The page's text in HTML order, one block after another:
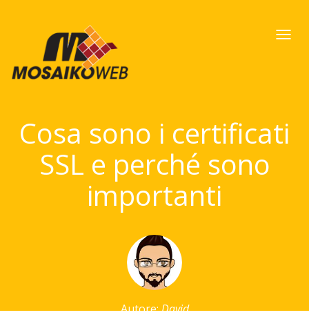
Cosa sono i certificati
SSL e perché sono
importanti
Autore:David